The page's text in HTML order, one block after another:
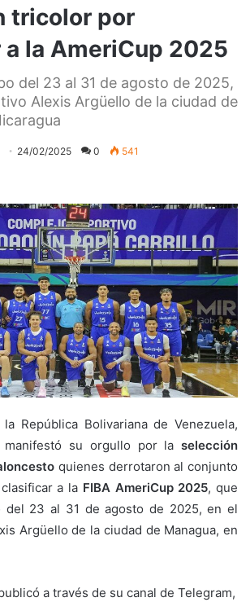
tricolor por
la AmeriCup 2025
del 23 al 31 de agosto de 2025,
Alexis Argüello de la ciudad de
24/02/2025 0 541
República Bolivariana de Venezuela,
manifestó su orgullo por la selección
quienes derrotaron al conjunto
a la FIBA AmeriCup 2025, que
del 23 al 31 de agosto de 2025, en el
Argüello de la ciudad de Managua, en
a través de su canal de Telegram,